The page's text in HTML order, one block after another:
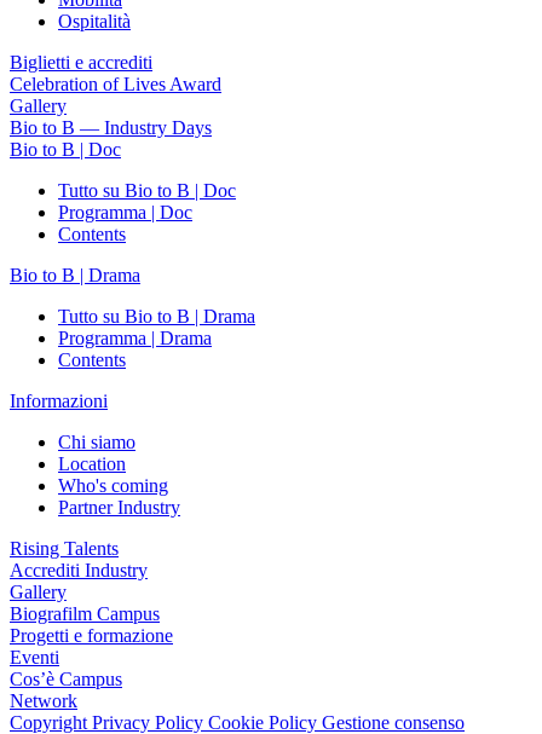
Ospitalità
Biglietti e accrediti
Celebration of Lives Award
Gallery
Bio to B — Industry Days
Bio to B | Doc
Tutto su Bio to B | Doc
Programma | Doc
Contents
Bio to B | Drama
Tutto su Bio to B | Drama
Programma | Drama
Contents
Informazioni
Chi siamo
Location
Who's coming
Partner Industry
Rising Talents
Accrediti Industry
Gallery
Biografilm Campus
Progetti e formazione
Eventi
Cos’è Campus
Network
Copyright Privacy Policy Cookie Policy Gestione consenso